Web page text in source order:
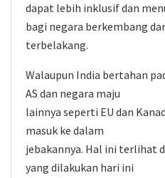
dapat lebih inklusif dan
bagi negara berkembang
terbelakang.
Walaupun India bertahan
AS dan negara maju
lainnya seperti EU dan
masuk ke dalam
jebakannya. Hal ini terlihat
yang dilakukan hari ini